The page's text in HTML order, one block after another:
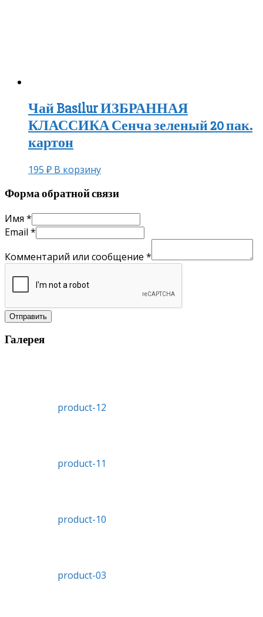
Чай Basilur ИЗБРАННАЯ
КЛАССИКА Сенча зеленый 20 пак.
картон
195 ₽ В корзину
Форма обратной связи
Имя *
Email *
Комментарий или сообщение *
Отправить
Галерея
product-12
product-11
product-10
product-03